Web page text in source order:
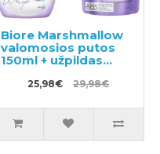
Biore Marshmallow
valomosios putos
150ml + užpildas
25,98€ 29,98€